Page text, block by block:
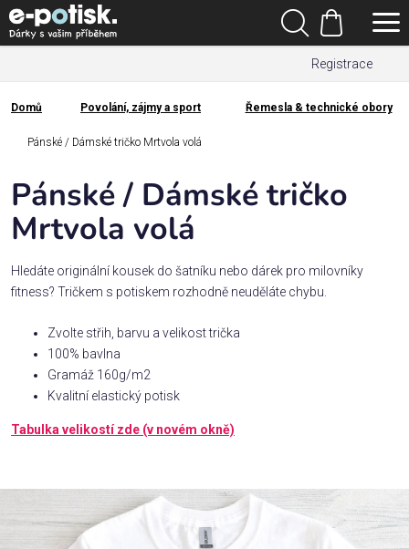
Přejít
na
obsah
Registrace
Hledat
Nákupní
košík
Kategorie
Dárek
pro
Rodina
/
Povolání,
zájmy a
sport
Domů
Domů Povolání, zájmy a sport Řemesla & technické obory
Pánské / Dámské tričko Mrtvola volá
Pánské / Dámské tričko
Mrtvola volá
Hledáte originální kousek do šatníku nebo dárek pro milovníky
fitness? Tričkem s potiskem rozhodně neuděláte chybu.
Zvolte střih, barvu a velikost trička
100% bavlna
Gramáž 160g/m2
Kvalitní elastický potisk
Tabulka velikostí zde (v novém okně)